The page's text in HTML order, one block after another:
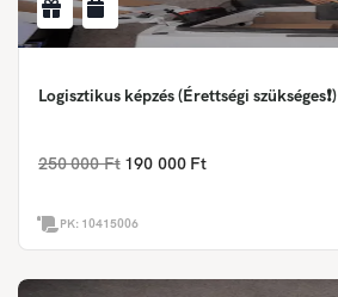
Logisztikus képzés (Érettségi szükséges❗)
250 000 Ft 190 000 Ft
PK: 10415006